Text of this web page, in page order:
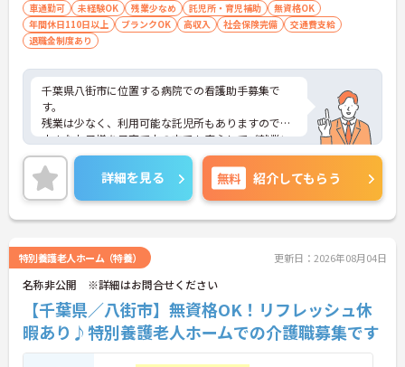
車通勤可 未経験OK 残業少なめ 託児所・育児補助
無資格OK
年間休日110日以上
ブランクOK 高収入 社会保険完備
交通費支給
退職金制度あり
千葉県八街市に位置する病院での看護助手募集で
す。
残業は少なく、利用可能な託児所もありますので、
小さなお子様を子育て中の方でも安心してご就業い
ただけます！
ご興味ある方には、面接対策ポイントなど、さらに
詳細をお話しいたしますのでお気軽にご相談くださ
い！
詳細を見る 無料 紹介してもらう
特別養護老人ホーム（特養） 更新日：2026年08月04日
名称非公開 ※詳細はお問合せください
【千葉県／八街市】無資格OK！リフレッシュ休
暇あり♪特別養護老人ホームでの介護職募集です